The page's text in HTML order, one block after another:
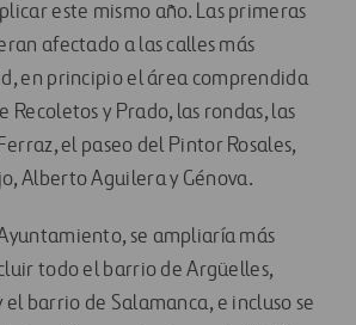
este mismo año. Las primeras
afectado a las calles más
en principio el área comprendida
Recoletos y Prado, las rondas, las
el paseo del Pintor Rosales,
Alberto Aguilera y Génova.
se ampliaría más
todo el barrio de Argüelles,
el barrio de Salamanca, e incluso se